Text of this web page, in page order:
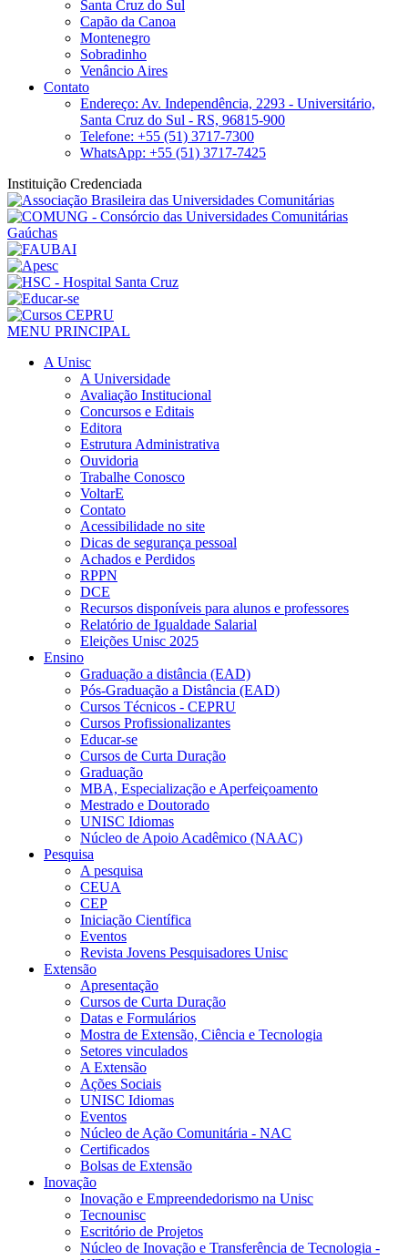
Santa Cruz do Sul
Capão da Canoa
Montenegro
Sobradinho
Venâncio Aires
Contato
Endereço: Av. Independência, 2293 - Universitário,
Santa Cruz do Sul - RS, 96815-900
Telefone: +55 (51) 3717-7300
WhatsApp: +55 (51) 3717-7425
Instituição Credenciada
MENU PRINCIPAL
A Unisc
A Universidade
Avaliação Institucional
Concursos e Editais
Editora
Estrutura Administrativa
Ouvidoria
Trabalhe Conosco
VoltarE
Contato
Acessibilidade no site
Dicas de segurança pessoal
Achados e Perdidos
RPPN
DCE
Recursos disponíveis para alunos e professores
Relatório de Igualdade Salarial
Eleições Unisc 2025
Ensino
Graduação a distância (EAD)
Pós-Graduação a Distância (EAD)
Cursos Técnicos - CEPRU
Cursos Profissionalizantes
Educar-se
Cursos de Curta Duração
Graduação
MBA, Especialização e Aperfeiçoamento
Mestrado e Doutorado
UNISC Idiomas
Núcleo de Apoio Acadêmico (NAAC)
Pesquisa
A pesquisa
CEUA
CEP
Iniciação Científica
Eventos
Revista Jovens Pesquisadores Unisc
Extensão
Apresentação
Cursos de Curta Duração
Datas e Formulários
Mostra de Extensão, Ciência e Tecnologia
Setores vinculados
A Extensão
Ações Sociais
UNISC Idiomas
Eventos
Núcleo de Ação Comunitária - NAC
Certificados
Bolsas de Extensão
Inovação
Inovação e Empreendedorismo na Unisc
Tecnounisc
Escritório de Projetos
Núcleo de Inovação e Transferência de Tecnologia -